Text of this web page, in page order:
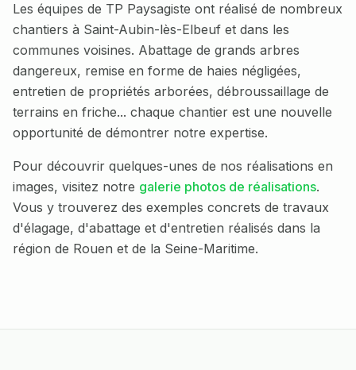
Les équipes de TP Paysagiste ont réalisé de nombreux
chantiers à Saint-Aubin-lès-Elbeuf et dans les
communes voisines. Abattage de grands arbres
dangereux, remise en forme de haies négligées,
entretien de propriétés arborées, débroussaillage de
terrains en friche... chaque chantier est une nouvelle
opportunité de démontrer notre expertise.
Pour découvrir quelques-unes de nos réalisations en
images, visitez notre galerie photos de réalisations.
Vous y trouverez des exemples concrets de travaux
d'élagage, d'abattage et d'entretien réalisés dans la
région de Rouen et de la Seine-Maritime.